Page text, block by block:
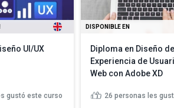
UI/UX
gustó este curso
DISPONIBLE EN
Diploma en Diseño de
Experiencia de
Web con Adobe XD
26 personas les